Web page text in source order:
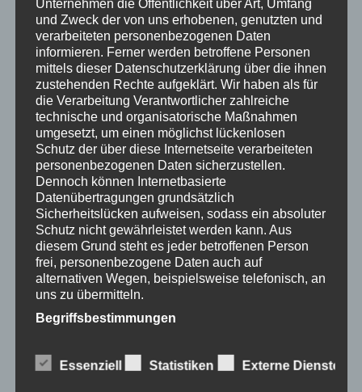
Unternehmen die Öffentlichkeit über Art, Umfang
und Zweck der von uns erhobenen, genutzten und
verarbeiteten personenbezogenen Daten
informieren. Ferner werden betroffene Personen
mittels dieser Datenschutzerklärung über die ihnen
zustehenden Rechte aufgeklärt. Wir haben als für
die Verarbeitung Verantwortlicher zahlreiche
technische und organisatorische Maßnahmen
umgesetzt, um einen möglichst lückenlosen
Schutz der über diese Internetseite verarbeiteten
personenbezogenen Daten sicherzustellen.
Dennoch können Internetbasierte
Datenübertragungen grundsätzlich
Sicherheitslücken aufweisen, sodass ein absoluter
Schutz nicht gewährleistet werden kann. Aus
diesem Grund steht es jeder betroffenen Person
frei, personenbezogene Daten auch auf
alternativen Wegen, beispielsweise telefonisch, an
uns zu übermitteln.
Begriffsbestimmungen
Begrifflichkeiten, die durch den Europäischen
Richtlinien- und Verordnungsgeber beim Erlass
Essenziell Statistiken Externe Dienste